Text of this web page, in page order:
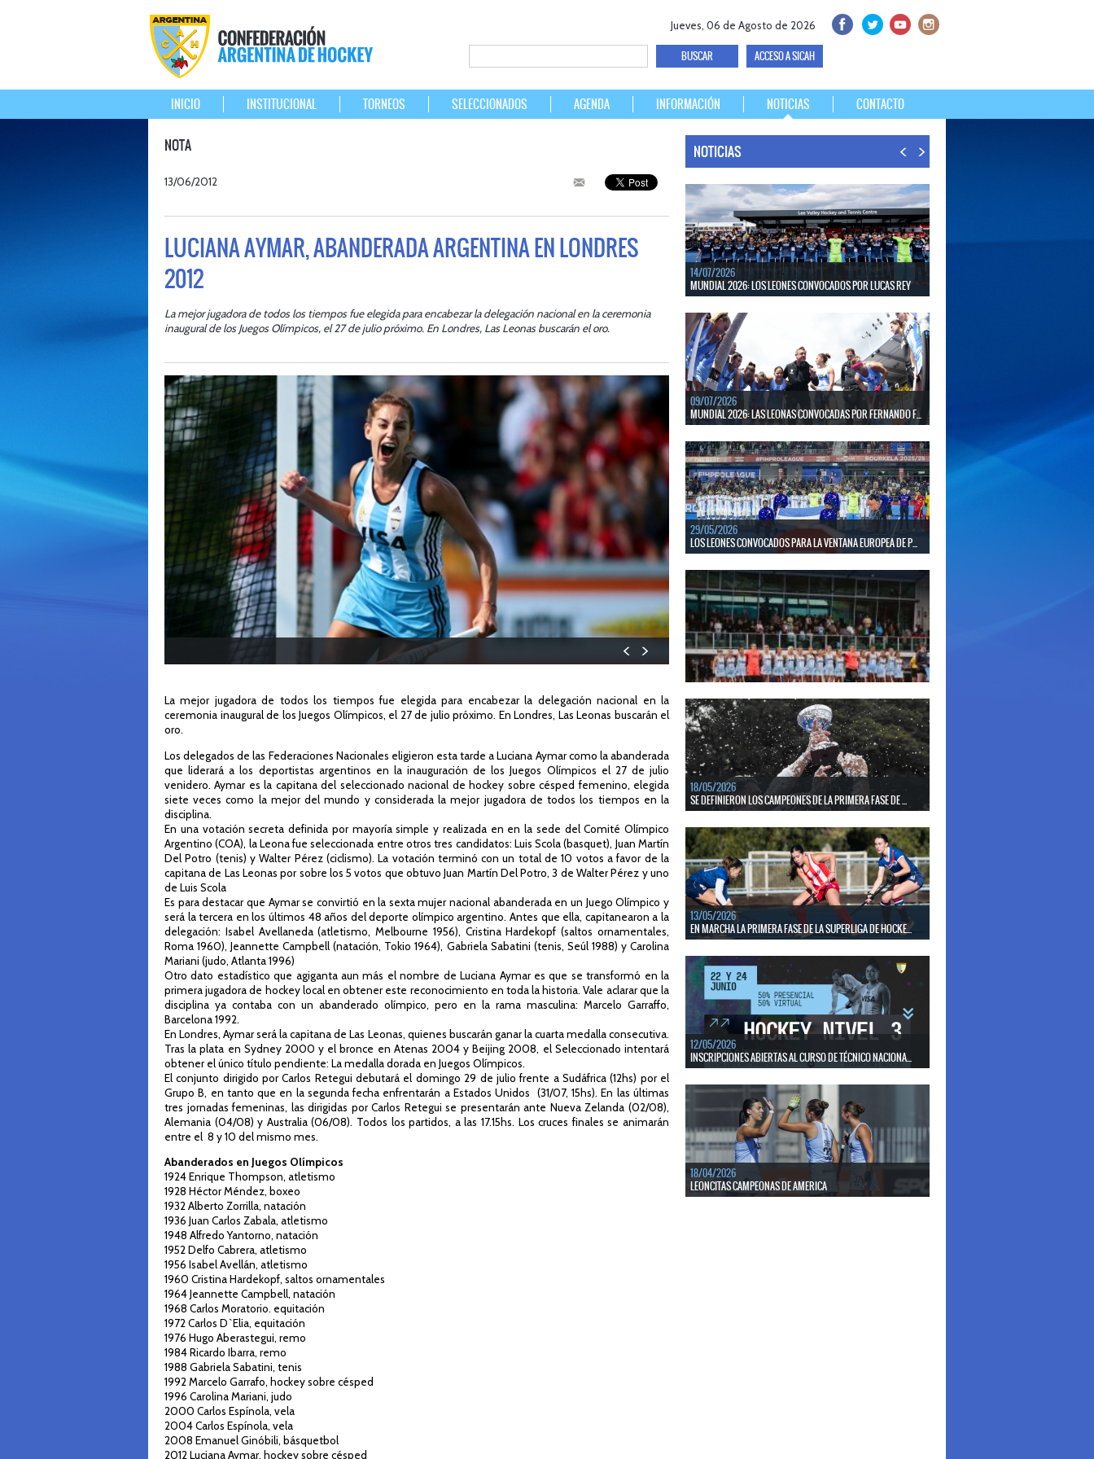
Jueves, 06 de Agosto de 2026
ACCESO A SICAH
INICIO INSTITUCIONAL TORNEOS SELECCIONADOS AGENDA INFORMACIÓN NOTICIAS CONTACTO
NOTA
13/06/2012
LUCIANA AYMAR, ABANDERADA ARGENTINA EN LONDRES
2012
La mejor jugadora de todos los tiempos fue elegida para encabezar la delegación nacional en la ceremonia
inaugural de los Juegos Olímpicos, el 27 de julio próximo. En Londres, Las Leonas buscarán el oro.
La mejor jugadora de todos los tiempos fue elegida para encabezar la delegación nacional en la
ceremonia inaugural de los Juegos Olímpicos, el 27 de julio próximo. En Londres, Las Leonas buscarán el
oro.
Los delegados de las Federaciones Nacionales eligieron esta tarde a Luciana Aymar como la abanderada
que liderará a los deportistas argentinos en la inauguración de los Juegos Olímpicos el 27 de julio
venidero. Aymar es la capitana del seleccionado nacional de hockey sobre césped femenino, elegida
siete veces como la mejor del mundo y considerada la mejor jugadora de todos los tiempos en la
disciplina.
En una votación secreta definida por mayoría simple y realizada en en la sede del Comité Olímpico
Argentino (COA), la Leona fue seleccionada entre otros tres candidatos: Luis Scola (basquet), Juan Martín
Del Potro (tenis) y Walter Pérez (ciclismo). La votación terminó con un total de 10 votos a favor de la
capitana de Las Leonas por sobre los 5 votos que obtuvo Juan Martín Del Potro, 3 deWalter Pérez y uno
de Luis Scola
Es para destacar que Aymar se convirtió en la sexta mujer nacional abanderada en un Juego Olímpico y
será la tercera en los últimos 48 años del deporte olímpico argentino. Antes que ella, capitanearon a la
delegación: Isabel Avellaneda (atletismo, Melbourne 1956), Cristina Hardekopf (saltos ornamentales,
Roma 1960), Jeannette Campbell (natación, Tokio 1964), Gabriela Sabatini (tenis, Seúl 1988) y Carolina
Mariani (judo, Atlanta 1996)
Otro dato estadístico que agiganta aun más el nombre de Luciana Aymar es que se transformó en la
primera jugadora de hockey local en obtener este reconocimiento en toda la historia. Vale aclarar que la
disciplina ya contaba con un abanderado olímpico, pero en la rama masculina: Marcelo Garraffo,
Barcelona 1992.
En Londres, Aymar será la capitana de Las Leonas, quienes buscarán ganar la cuarta medalla consecutiva.
Tras la plata en Sydney 2000 y el bronce en Atenas 2004 y Beijing 2008, el Seleccionado intentará
obtener el único título pendiente: La medalla dorada en Juegos Olímpicos.
El conjunto dirigido por Carlos Retegui debutará el domingo 29 de julio frente a Sudáfrica (12hs) por el
Grupo B, en tanto que en la segunda fecha enfrentarán a Estados Unidos (31/07, 15hs). En las últimas
tres jornadas femeninas, las dirigidas por Carlos Retegui se presentarán ante Nueva Zelanda (02/08),
Alemania (04/08) y Australia (06/08). Todos los partidos, a las 17.15hs. Los cruces finales se animarán
entre el 8 y 10 del mismo mes.
Abanderados en Juegos Olímpicos
1924 Enrique Thompson, atletismo
1928 Héctor Méndez, boxeo
1932 Alberto Zorrilla, natación
1936 Juan Carlos Zabala, atletismo
1948 Alfredo Yantorno, natación
1952 Delfo Cabrera, atletismo
1956 Isabel Avellán, atletismo
1960 Cristina Hardekopf, saltos ornamentales
1964 Jeannette Campbell, natación
1968 Carlos Moratorio. equitación
1972 Carlos D`Elia, equitación
1976 Hugo Aberastegui, remo
1984 Ricardo Ibarra, remo
1988 Gabriela Sabatini, tenis
1992 Marcelo Garrafo, hockey sobre césped
1996 Carolina Mariani, judo
2000 Carlos Espínola, vela
2004 Carlos Espínola, vela
2008 Emanuel Ginóbili, básquetbol
2012 Luciana Aymar, hockey sobre césped
NOTICIAS
14/07/2026
MUNDIAL 2026: LOS LEONES CONVOCADOS POR LUCAS REY
Bélgica.
LEER MÁS
09/07/2026
MUNDIAL 2026: LAS LEONAS CONVOCADAS POR FERNANDO F...
Bajos y Bélgica.
LEER MÁS
29/05/2026
LOS LEONES CONVOCADOS PARA LA VENTANA EUROPEA DE P...
ventanas de Pro League 2025-26 en Inglaterra y Alemania.
LEER MÁS
22/05/2026
LAS LEONAS CONVOCADAS PARA LA VENTANA EUROPEA DE P...
En junio, el seleccionado nacional disputará las últimas dos
ventanas de Pro League 2025-26 en Bélgica e Inglaterra.
LEER MÁS
18/05/2026
SE DEFINIERON LOS CAMPEONES DE LA PRIMERA FASE DE ...
mejores clubes del país.
LEER MÁS
13/05/2026
EN MARCHA LA PRIMERA FASE DE LA SUPERLIGA DE HOCKE...
durante 5 días en todo el territorio nacional
LEER MÁS
12/05/2026
INSCRIPCIONES ABIERTAS AL CURSO DE TÉCNICO NACIONA...
18/04/2026
LEONCITAS CAMPEONAS DE AMERICA